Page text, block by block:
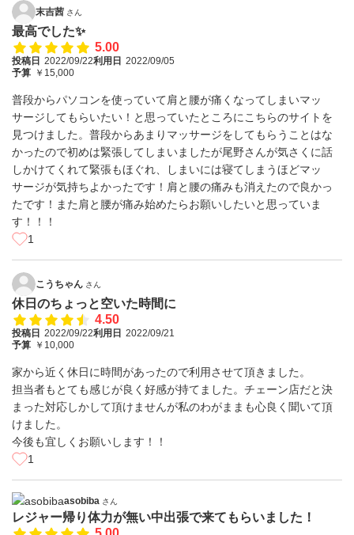
末吉茜 さん
最高でした✨
5.00
投稿日 2022/09/22利用日 2022/09/05
予算 ￥15,000
普段からパソコンを使っていて肩と腰が痛くなってしまいマッ
サージしてもらいたい！と思っていたところにこちらのサイトを
見つけました。普段からあまりマッサージをしてもらうことはな
かったので初めは緊張してしまいましたが尾野さんが気さくに話
しかけてくれて緊張もほぐれ、しまいには寝てしまうほどマッ
サージが気持ちよかったです！肩と腰の痛みも消えたので良かっ
たです！また肩と腰が痛み始めたらお願いしたいと思っていま
す！！！
1
こうちゃん さん
休日のちょっと空いた時間に
4.50
投稿日 2022/09/22利用日 2022/09/21
予算 ￥10,000
家から近く休日に時間があったので利用させて頂きました。
担当者もとても感じが良く好感が持てました。チェーン店だと決
まった対応しかして頂けませんが私のわがままも心良く聞いて頂
けました。
今後も宜しくお願いします！！
1
asobiba さん
レジャー帰り体力が無い中出張で来てもらいました！